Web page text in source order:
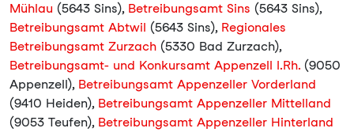
Mühlau (5643 Sins), Betreibungsamt Sins (5643 Sins),
Betreibungsamt Abtwil (5643 Sins), Regionales
Betreibungsamt Zurzach (5330 Bad Zurzach),
Betreibungsamt- und Konkursamt Appenzell I.Rh. (9050
Appenzell), Betreibungsamt Appenzeller Vorderland
(9410 Heiden), Betreibungsamt Appenzeller Mittelland
(9053 Teufen), Betreibungsamt Appenzeller Hinterland